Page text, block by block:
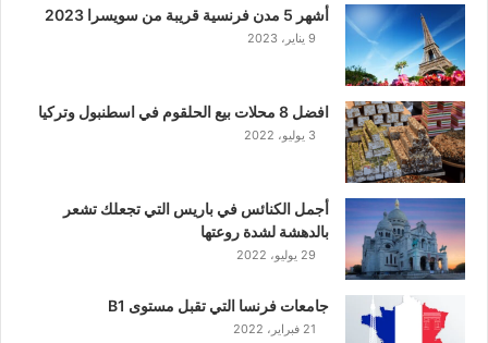
أشهر 5 مدن فرنسية قريبة من سويسرا 2023
9 يناير، 2023
افضل 8 محلات بيع الحلقوم في اسطنبول وتركيا
3 يوليو، 2022
أجمل الكنائس في باريس التي تجعلك تشعر
بالدهشة لشدة روعتها
29 يوليو، 2022
جامعات فرنسا التي تقبل مستوى B1
21 فبراير، 2022